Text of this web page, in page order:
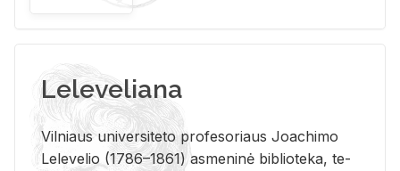
Leleveliana
Vil­niaus uni­ver­si­te­to pro­fe­so­riaus Jo­a­chi­mo
Le­le­ve­lio (1786–1861) as­me­ni­nė bi­b­lio­te­ka, te­